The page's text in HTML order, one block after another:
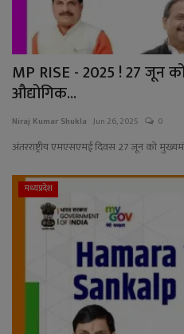
MP RISE - 2025 ! 27 जून
औद्योगिक...
Niraj Kumar Shukla Jun 26, 2025 0
अंतरराष्ट्रीय एमएसएमई दिवस 27 जून को
मध्यप्रदेश